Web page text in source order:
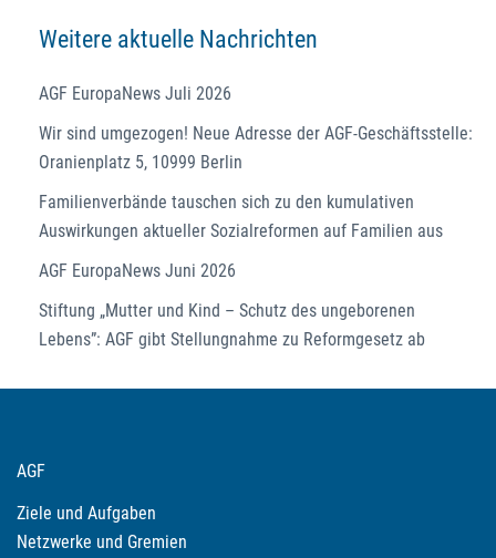
Weitere aktuelle Nachrichten
AGF EuropaNews Juli 2026
Wir sind umgezogen! Neue Adresse der AGF-Geschäftsstelle:
Oranienplatz 5, 10999 Berlin
Familienverbände tauschen sich zu den kumulativen
Auswirkungen aktueller Sozialreformen auf Familien aus
AGF EuropaNews Juni 2026
Stiftung „Mutter und Kind – Schutz des ungeborenen
Lebens”: AGF gibt Stellungnahme zu Reformgesetz ab
AGF
Ziele und Aufgaben
Netzwerke und Gremien